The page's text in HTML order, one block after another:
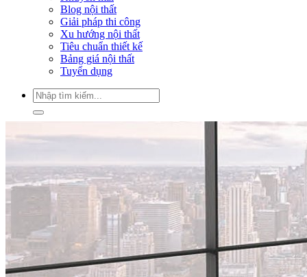
Blog nội thất
Giải pháp thi công
Xu hướng nội thất
Tiêu chuẩn thiết kế
Bảng giá nội thất
Tuyển dụng
Tìm
kiếm: